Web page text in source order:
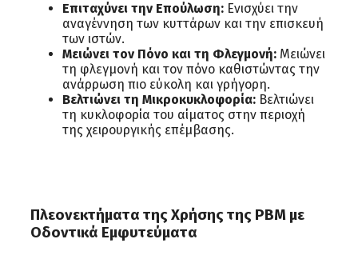
Επιταχύνει την Επούλωση: Ενισχύει την
αναγέννηση των κυττάρων και την επισκευή
των ιστών.
Μειώνει τον Πόνο και τη Φλεγμονή: Μειώνει
τη φλεγμονή και τον πόνο καθιστώντας την
ανάρρωση πιο εύκολη και γρήγορη.
Βελτιώνει τη Μικροκυκλοφορία: Βελτιώνει
τη κυκλοφορία του αίματος στην περιοχή
της χειρουργικής επέμβασης.
Πλεονεκτήματα της Χρήσης της PBM με
Οδοντικά Εμφυτεύματα